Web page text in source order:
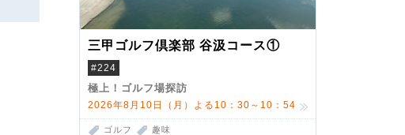
三甲ゴルフ倶楽部 谷汲コース①
#224
極上！ゴルフ場探訪
2026年8月10日（月）よる10：30～10：54
ゴルフ 趣味